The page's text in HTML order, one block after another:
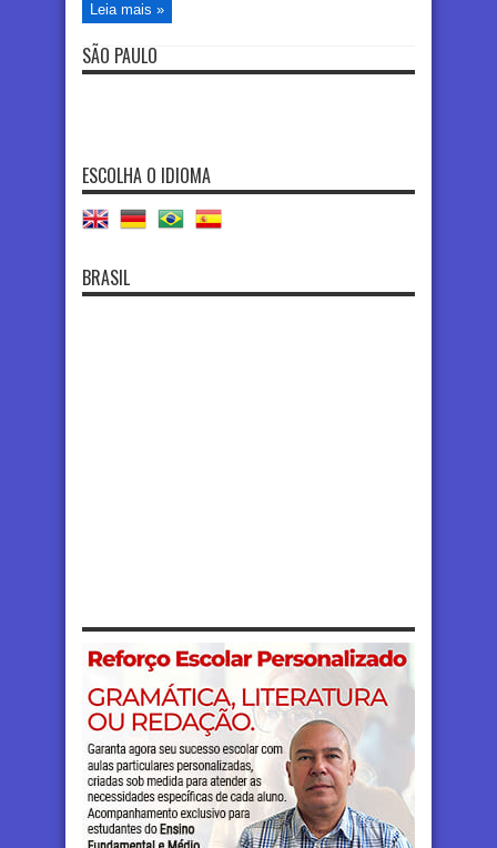
Leia mais »
SÃO PAULO
ESCOLHA O IDIOMA
BRASIL